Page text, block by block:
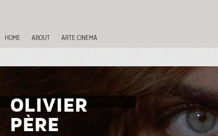
HOME ABOUT ARTE CINEMA
OLIVIER
PÈRE